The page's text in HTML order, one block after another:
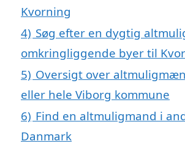
Kvorning
4) Søg efter en dygtig
omkringliggende byer til
5) Oversigt over
eller hele Viborg kommune
6) Find en altmuligmand i
Danmark